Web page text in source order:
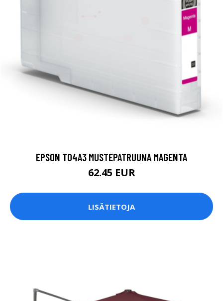
EPSON T04A3 MUSTEPATRUUNA MAGENTA
62.45 EUR
LISÄTIETOJA